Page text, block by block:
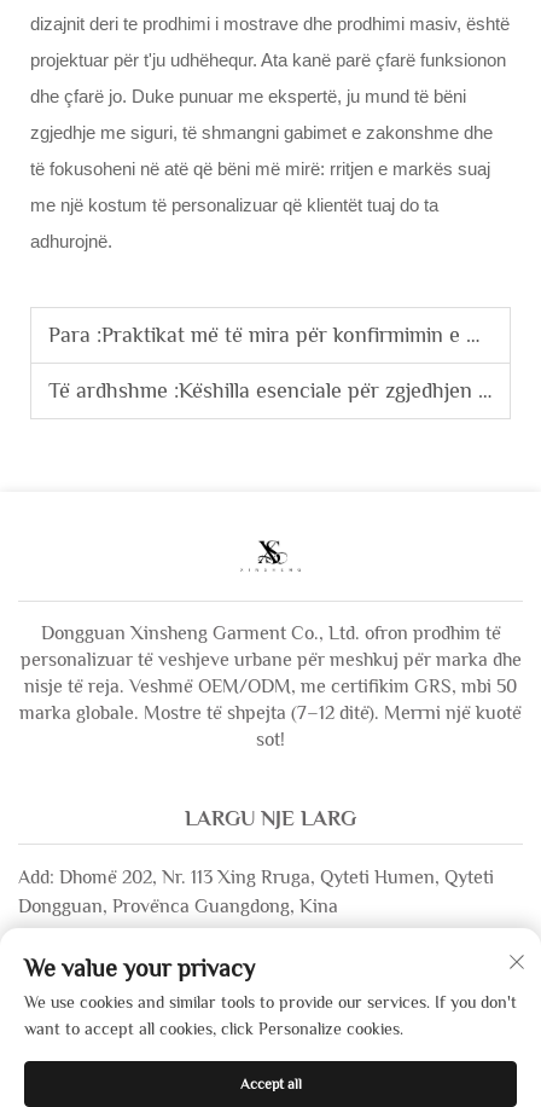
dizajnit deri te prodhimi i mostrave dhe prodhimi masiv, është
projektuar për t'ju udhëhequr. Ata kanë parë çfarë funksionon
dhe çfarë jo. Duke punuar me ekspertë, ju mund të bëni
zgjedhje me siguri, të shmangni gabimet e zakonshme dhe
të fokusoheni në atë që bëni më mirë: rritjen e markës suaj
me një kostum të personalizuar që klientët tuaj do ta
adhurojnë.
Para :Praktikat më të mira për konfirmimin e mostrave me prodhuesit e veshjeve para prodhimit masiv të personalizuar.
Të ardhshme :Këshilla esenciale për zgjedhjen e dizajneve të personalizuara të hoodiev që janë të përshtatshme për personalizimin me sasi të mëdha.
Dongguan Xinsheng Garment Co., Ltd. ofron prodhim të
personalizuar të veshjeve urbane për meshkuj për marka dhe
nisje të reja. Veshmë OEM/ODM, me certifikim GRS, mbi 50
marka globale. Mostre të shpejta (7–12 ditë). Merrni një kuotë
sot!
LARGU NJE LARG
Add: Dhomë 202, Nr. 113 Xing Rruga, Qyteti Humen, Qyteti
Dongguan, Provënca Guangdong, Kina
Politika e privatësisë
We value your privacy
We use cookies and similar tools to provide our services. If you don't
want to accept all cookies, click Personalize cookies.
Accept all